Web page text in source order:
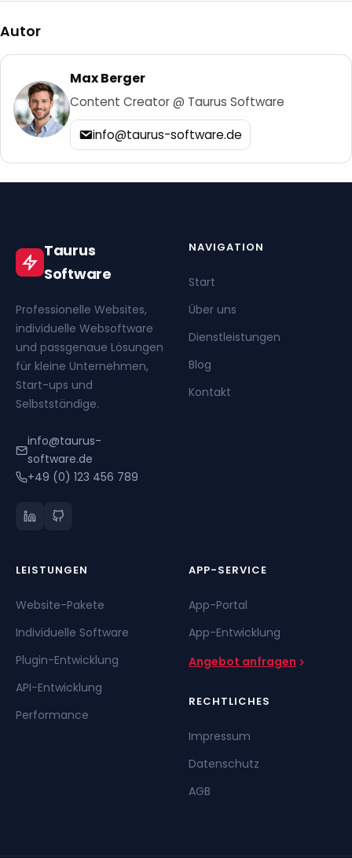
Autor
Max Berger
Content Creator @ Taurus Software
info@taurus-software.de
Taurus
Software
Professionelle Websites,
individuelle Websoftware
und passgenaue Lösungen
für kleine Unternehmen,
Start-ups und
Selbstständige.
info@taurus-
software.de
+49 (0) 123 456 789
NAVIGATION
Start
Über uns
Dienstleistungen
Blog
Kontakt
LEISTUNGEN
Website-Pakete
Individuelle Software
Plugin-Entwicklung
API-Entwicklung
Performance
APP-SERVICE
App-Portal
App-Entwicklung
Angebot anfragen
RECHTLICHES
Impressum
Datenschutz
AGB